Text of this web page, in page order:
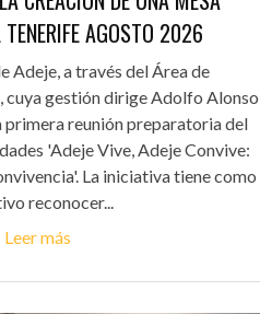
TENERIFE AGOSTO 2026
Adeje, a través del Área de
cuya gestión dirige Adolfo Alonso
primera reunión preparatoria del
'Adeje Vive, Adeje Convive:
La iniciativa tiene como
reconocer...
Leer más